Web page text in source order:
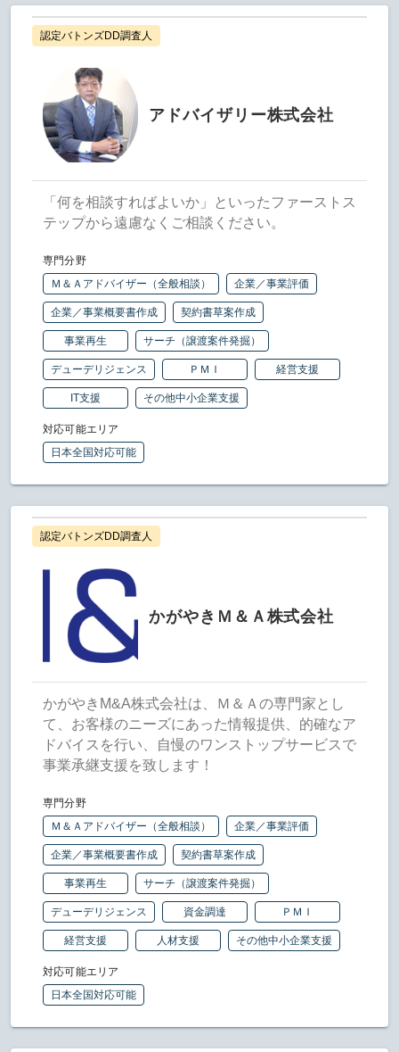
認定バトンズDD調査人
アドバイザリー株式会社
「何を相談すればよいか」といったファーストス
テップから遠慮なくご相談ください。
専門分野
Ｍ＆Ａアドバイザー（全般相談）
企業／事業評価
企業／事業概要書作成 契約書草案作成
事業再生 サーチ（譲渡案件発掘）
デューデリジェンス ＰＭＩ 経営支援
IT支援 その他中小企業支援
対応可能エリア
日本全国対応可能
認定バトンズDD調査人
かがやきＭ＆Ａ株式会社
かがやきM&A株式会社は、Ｍ＆Ａの専門家とし
て、お客様のニーズにあった情報提供、的確なア
ドバイスを行い、自慢のワンストップサービスで
事業承継支援を致します！
専門分野
Ｍ＆Ａアドバイザー（全般相談）
企業／事業評価
企業／事業概要書作成 契約書草案作成
事業再生 サーチ（譲渡案件発掘）
デューデリジェンス 資金調達 ＰＭＩ
経営支援 人材支援 その他中小企業支援
対応可能エリア
日本全国対応可能